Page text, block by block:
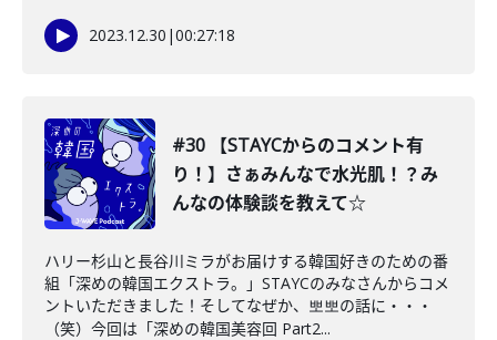
2023.12.30 |00:27:18
#30 【STAYCからのコメント有
り！】さぁみんなで水光肌！？み
んなの体験談を教えて☆
ハリー杉山と長谷川ミラがお届けする韓国好きのための番
組「深めの韓国エクストラ。」STAYCのみなさんからコメ
ントいただきました！そしてなぜか、뽀뽀の話に・・・
（笑）今回は「深めの韓国美容回 Part2...